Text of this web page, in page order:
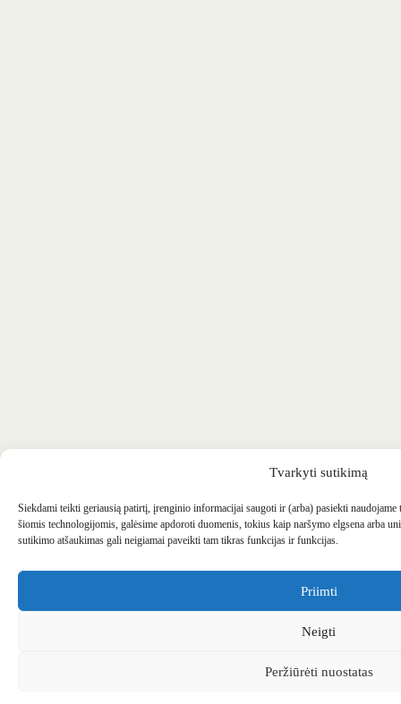
Tvarkyti sutikimą
Siekdami teikti geriausią patirtį, įrenginio informacijai saugoti ir (arba) pasiekti
šiomis technologijomis, galėsime apdoroti duomenis, tokius kaip naršymo elgsena arba
sutikimo atšaukimas gali neigiamai paveikti tam tikras funkcijas ir funkcijas.
Priimti
Neigti
Peržiūrėti nuostatas